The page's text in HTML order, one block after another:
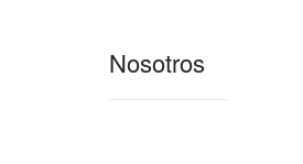
Nosotros